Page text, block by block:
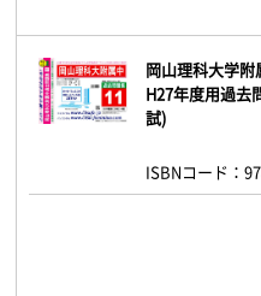
岡山理科大学附
H27年度用過去
試)
ISBNコード：